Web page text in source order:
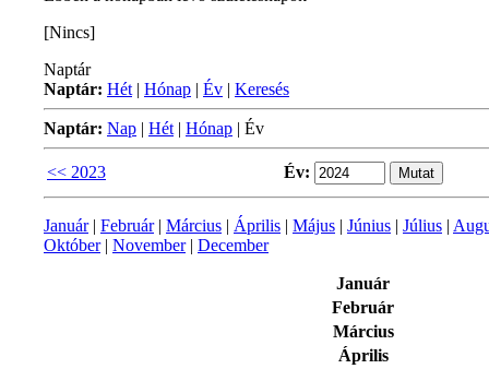
[Nincs]
Naptár
Naptár: Hét | Hónap | Év | Keresés
Naptár: Nap | Hét | Hónap | Év
<< 2023 Év:
Január| Február| Március | Április | Május | Június | Július |
Október| November| December
Január
Február
Március
Április